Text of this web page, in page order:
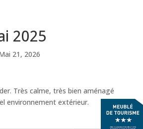
2025
21, 2026
Très calme, très bien aménagé
environnement extérieur.